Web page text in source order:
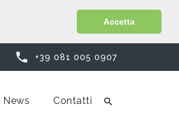
Accetta
 +39 081 005 0907

News Contatti